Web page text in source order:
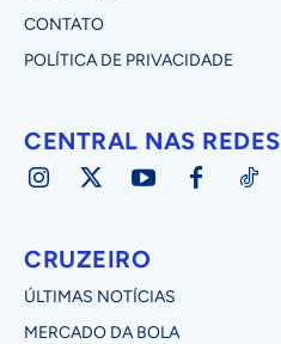
CONTATO
POLÍTICA DE PRIVACIDADE
CENTRAL NAS REDES
CRUZEIRO
ÚLTIMAS NOTÍCIAS
MERCADO DA BOLA